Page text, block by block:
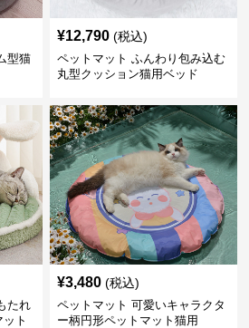
型猫
¥12,790 (税込)
ペットマット ふんわり包み込む
丸型クッション猫用ベッド
たれ
ト
¥3,480 (税込)
ペットマット 可愛いキャラクタ
ー柄円形ペットマット猫用